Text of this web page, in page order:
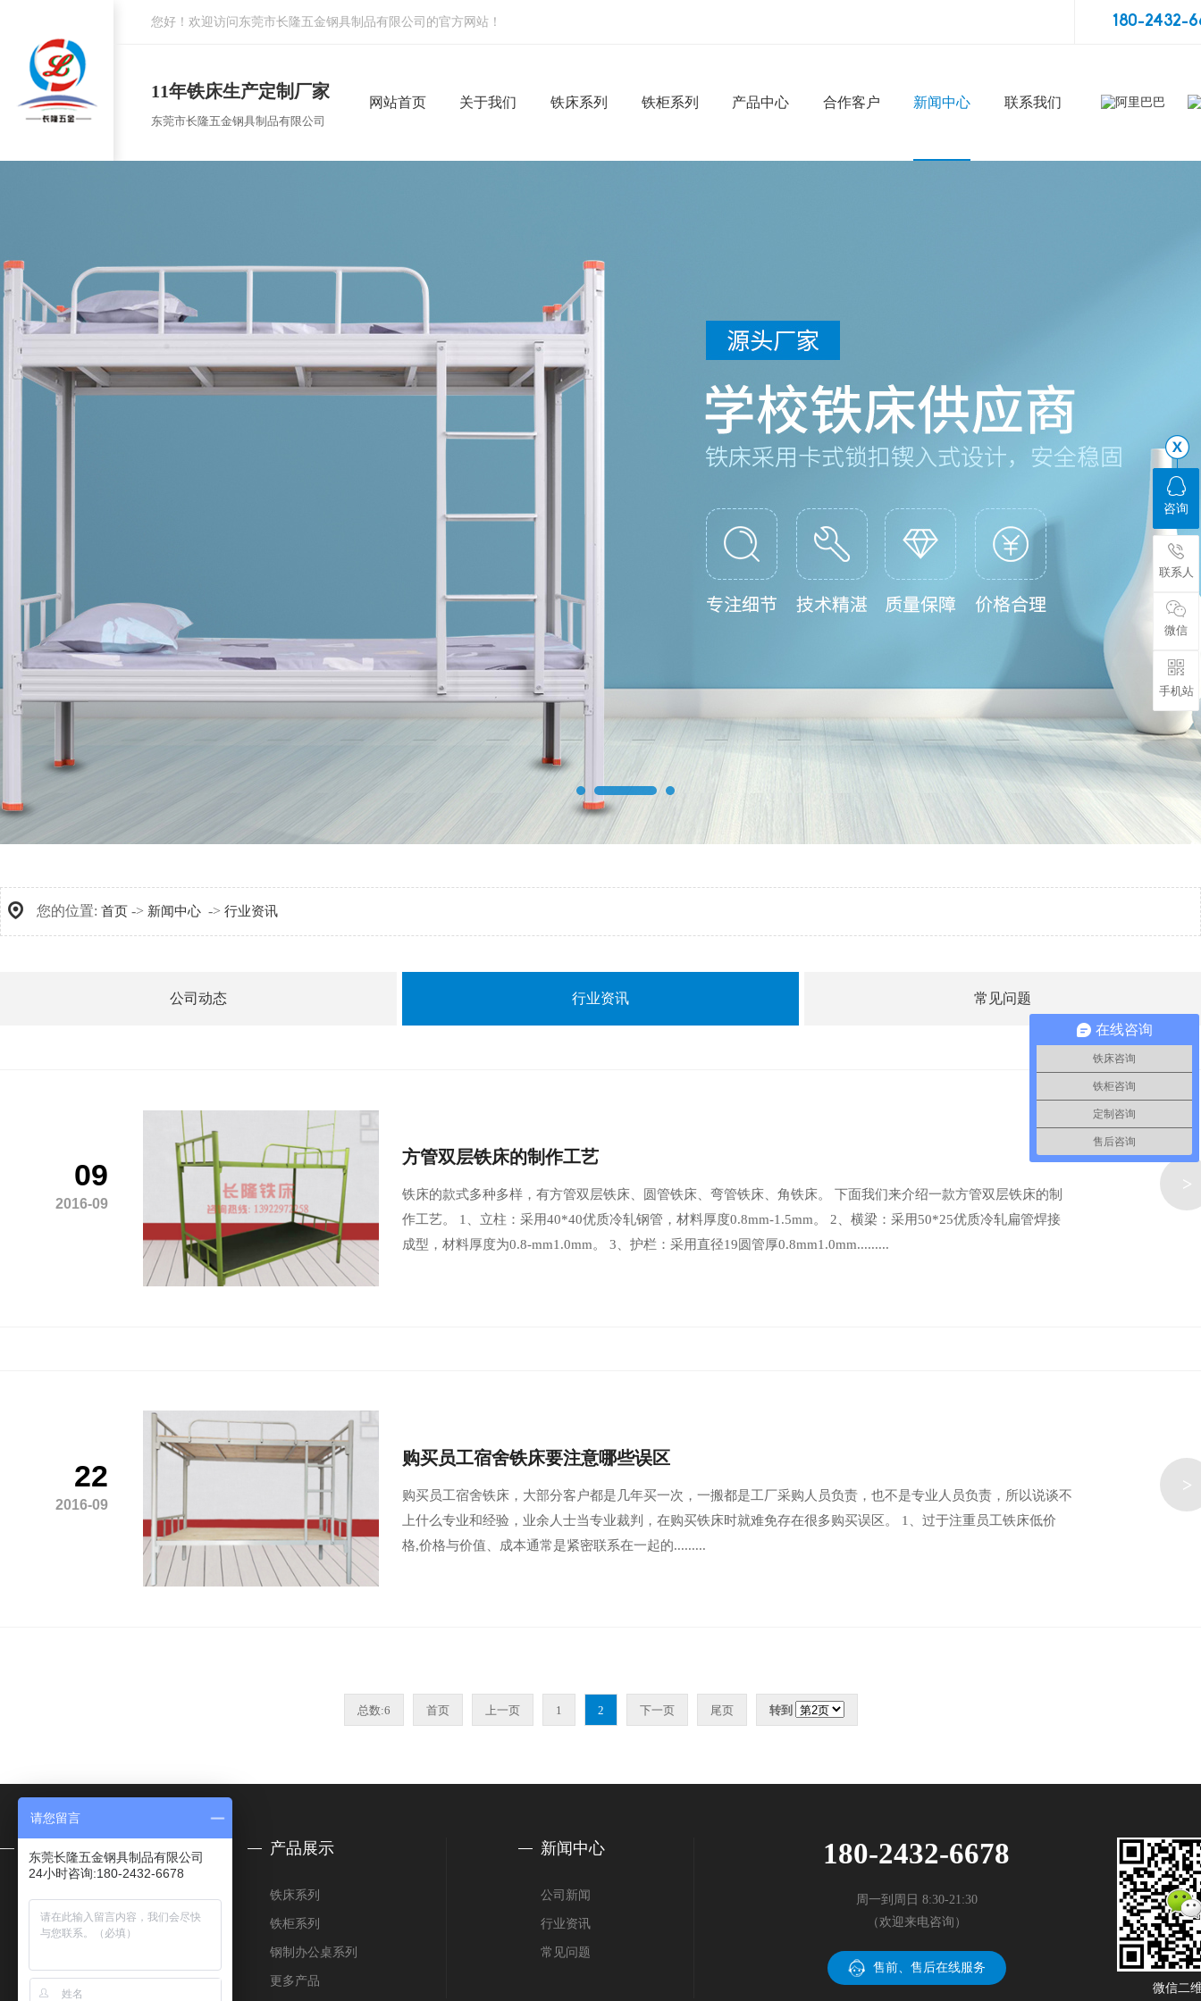
您好！欢迎访问东莞市长隆五金钢具制品有限公司的官方网站！ 180-2432-
11年铁床生产定制厂家
东莞市长隆五金钢具制品有限公司
网站首页 关于我们 铁床系列 铁柜系列 产品中心 合作客户 新闻中心 联系我们
您的位置: 首页 -> 新闻中心 -> 行业资讯
公司动态 行业资讯 常见问题
09
2016-09
方管双层铁床的制作工艺
铁床的款式多种多样，有方管双层铁床、圆管铁床、弯管铁床、角铁床。 下面我们来介绍一款方管双层铁床的制
作工艺。 1、立柱：采用40*40优质冷轧钢管，材料厚度0.8mm-1.5mm。 2、横梁：采用50*25优质冷轧扁管焊接
成型，材料厚度为0.8-mm1.0mm。 3、护栏：采用直径19圆管厚0.8mm1.0mm.........
>
22
2016-09
购买员工宿舍铁床要注意哪些误区
购买员工宿舍铁床，大部分客户都是几年买一次，一搬都是工厂采购人员负责，也不是专业人员负责，所以说谈不
上什么专业和经验，业余人士当专业裁判，在购买铁床时就难免存在很多购买误区。 1、过于注重员工铁床低价
格,价格与价值、成本通常是紧密联系在一起的.........
>
总数:6 首页 上一页 1 2 下一页 尾页 转到
关于我们
合作客户
厂房设备
产品展示
铁床系列
铁柜系列
钢制办公桌系列
更多产品
新闻中心
公司新闻
行业资讯
常见问题
180-2432-6678
周一到周日 8:30-21:30
（欢迎来电咨询）
售前、售后在线服务
微信二
咨询
联系人
微信
手机站
在线咨询
铁床咨询
铁柜咨询
定制咨询
售后咨询
请您留言
东莞长隆五金钢具制品有限公司
24小时咨询:180-2432-6678